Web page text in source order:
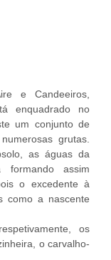
e Candeeiros,
enquadrado no
um conjunto de
grutas.
as águas da
formando assim
o excedente à
como a nascente
os
o carvalho-